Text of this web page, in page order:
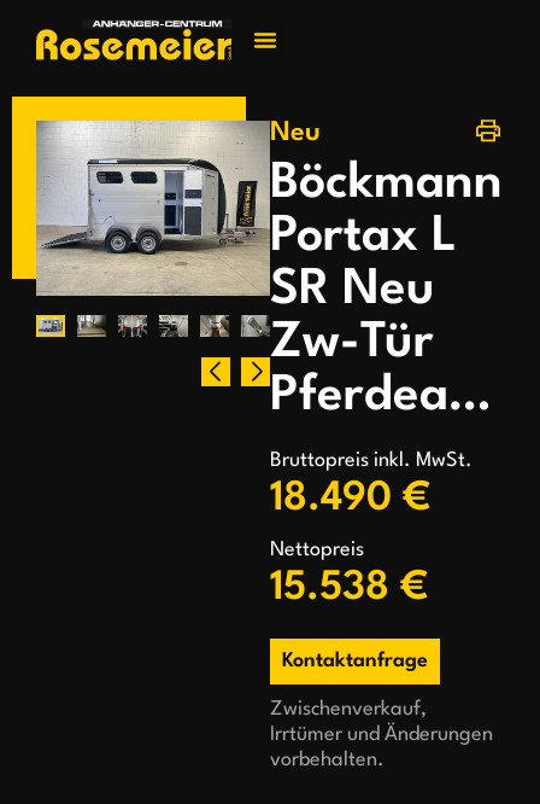
Neu
Böckmann
Portax L
SR Neu
Zw-Tür
Pferdeanhänger
Bruttopreis inkl. MwSt.
18.490 €
Nettopreis
15.538 €
Kontaktanfrage
Zwischenverkauf,
Irrtümer und Änderungen
vorbehalten.